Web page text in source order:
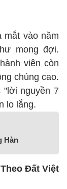
mắt vào năm
mong đợi.
viên còn
chúng cao.
"lời nguyền 7
lo lắng.
Hàn
Theo Đất Việt